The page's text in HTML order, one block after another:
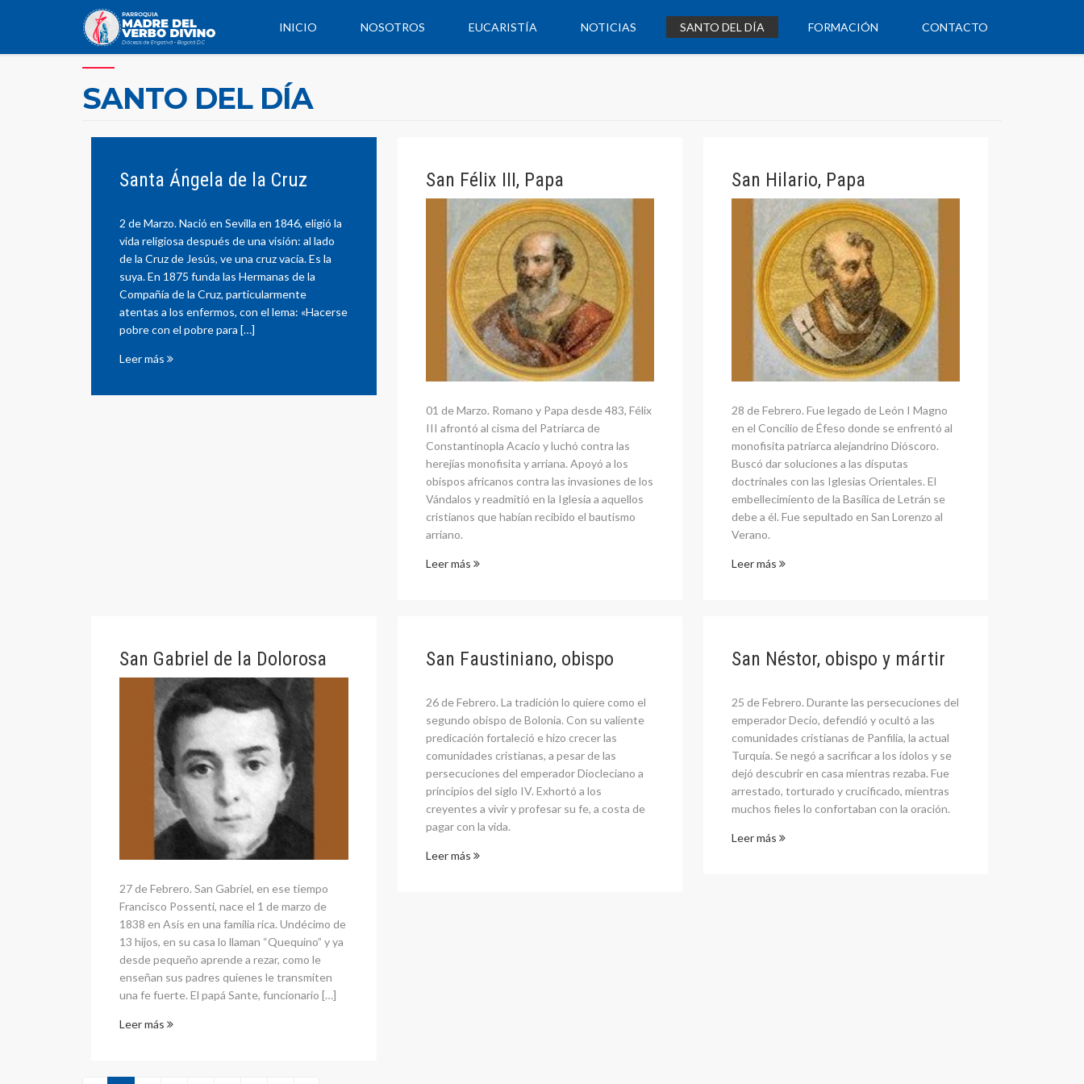
INICIO NOSOTROS EUCARISTÍA NOTICIAS SANTO DEL DÍA FORMACIÓN CONTACTO
SANTO DEL DÍA
Santa Ángela de la Cruz
2 de Marzo. Nació en Sevilla en 1846, eligió la
vida religiosa después de una visión: al lado
de la Cruz de Jesús, ve una cruz vacía. Es la
suya. En 1875 funda las Hermanas de la
Compañía de la Cruz, particularmente
atentas a los enfermos, con el lema: «Hacerse
pobre con el pobre para […]
Leer más
San Félix III, Papa
01 de Marzo. Romano y Papa desde 483, Félix
III afrontó al cisma del Patriarca de
Constantinopla Acacio y luchó contra las
herejías monofisita y arriana. Apoyó a los
obispos africanos contra las invasiones de los
Vándalos y readmitió en la Iglesia a aquellos
cristianos que habían recibido el bautismo
arriano.
Leer más
San Hilario, Papa
28 de Febrero. Fue legado de León I Magno
en el Concilio de Éfeso donde se enfrentó al
monofisita patriarca alejandrino Dióscoro.
Buscó dar soluciones a las disputas
doctrinales con las Iglesias Orientales. El
embellecimiento de la Basílica de Letrán se
debe a él. Fue sepultado en San Lorenzo al
Verano.
Leer más
San Gabriel de la Dolorosa
27 de Febrero. San Gabriel, en ese tiempo
Francisco Possenti, nace el 1 de marzo de
1838 en Asís en una familia rica. Undécimo de
13 hijos, en su casa lo llaman “Quequino” y ya
desde pequeño aprende a rezar, como le
enseñan sus padres quienes le transmiten
una fe fuerte. El papá Sante, funcionario […]
Leer más
San Faustiniano, obispo
26 de Febrero. La tradición lo quiere como el
segundo obispo de Bolonia. Con su valiente
predicación fortaleció e hizo crecer las
comunidades cristianas, a pesar de las
persecuciones del emperador Diocleciano a
principios del siglo IV. Exhortó a los
creyentes a vivir y profesar su fe, a costa de
pagar con la vida.
Leer más
San Néstor, obispo y mártir
25 de Febrero. Durante las persecuciones del
emperador Decio, defendió y ocultó a las
comunidades cristianas de Panfilia, la actual
Turquía. Se negó a sacrificar a los ídolos y se
dejó descubrir en casa mientras rezaba. Fue
arrestado, torturado y crucificado, mientras
muchos fieles lo confortaban con la oración.
Leer más